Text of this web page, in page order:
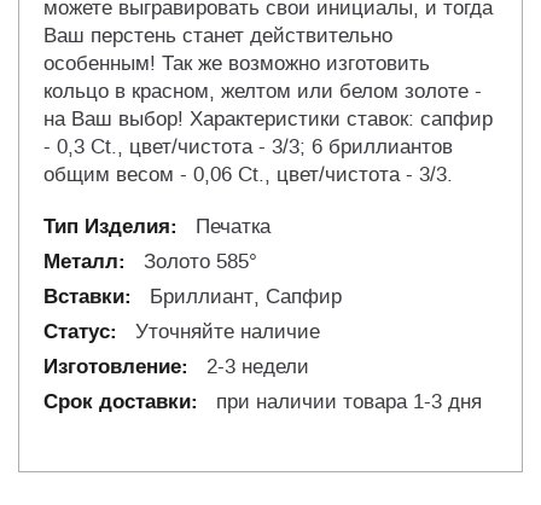
можете выгравировать свои инициалы, и тогда
Ваш перстень станет действительно
особенным! Так же возможно изготовить
кольцо в красном, желтом или белом золоте -
на Ваш выбор! Характеристики ставок: сапфир
- 0,3 Ct., цвет/чистота - 3/3; 6 бриллиантов
общим весом - 0,06 Ct., цвет/чистота - 3/3.
Печатка
Золото 585°
Бриллиант, Сапфир
Уточняйте наличие
2-3 недели
при наличии товара 1-3 дня